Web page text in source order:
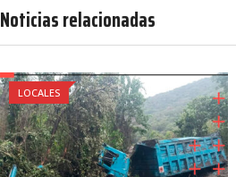
Noticias relacionadas
LOCALES